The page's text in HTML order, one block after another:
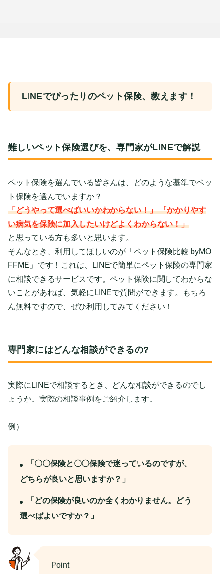
LINEでぴったりのペット保険、教えます！
難しいペット保険選びを、専門家がLINEで解説
ペット保険を選んでいる皆さんは、どのような基準でペッ
ト保険を選んでいますか？
「どうやって選べばいいかわからない！」 「かかりやす
い病気を保険に加入したいけどよくわからない！」
と思っている方も多いと思います。
そんなとき、利用してほしいのが「ペット保険比較 byMO
FFME」です！これは、LINEで簡単にペット保険の専門家
に相談できるサービスです。ペット保険に関してわからな
いことがあれば、気軽にLINEで質問ができます。もちろ
ん無料ですので、ぜひ利用してみてください！
専門家にはどんな相談ができるの?
実際にLINEで相談するとき、どんな相談ができるのでし
ょうか。実際の相談事例をご紹介します。
例）
「〇〇保険と〇〇保険で迷っているのですが、
どちらが良いと思いますか？」
「どの保険が良いのか全くわかりません。どう
選べばよいですか？」
Point